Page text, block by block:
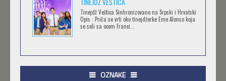
Feb 11 2023 |Gledaj »
TRIGUN STAMPEDE
Feb 11 2023 |Gledaj »
Tinejdž Veštica Sinhronizovano na Srpski i Hrvatski
Opis : Priča se vrti oko tinejdžerke Eme Alonso koja
se seli sa ocem Franci...
OZNAKE